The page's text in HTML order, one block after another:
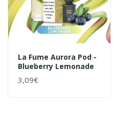
La Fume Aurora Pod -
Blueberry Lemonade
3,09€